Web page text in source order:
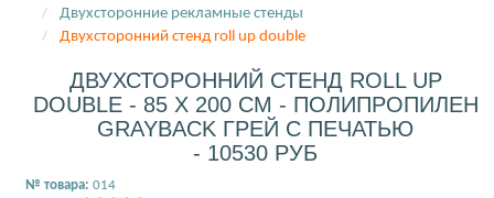
Двухсторонние рекламные стенды
Двухсторонний стенд roll up double
ДВУХСТОРОННИЙ СТЕНД ROLL UP
DOUBLE - 85 X 200 СМ - ПОЛИПРОПИЛЕН
GRAYBACK ГРЕЙ С ПЕЧАТЬЮ
- 10530 РУБ
№ товара: 014